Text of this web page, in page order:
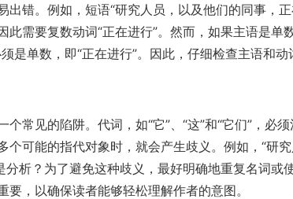
出错。例如，短语“研究人员，以及他们的同事，
此需要复数动词“正在进行”。然而，如果主语是单
是单数，即“正在进行”。因此，仔细检查主语和
个常见的陷阱。代词，如“它”、“这”和“它们”，必
个可能的指代对象时，就会产生歧义。例如，“研
分析？为了避免这种歧义，最好明确地重复名词或
要，以确保读者能够轻松理解作者的意图。